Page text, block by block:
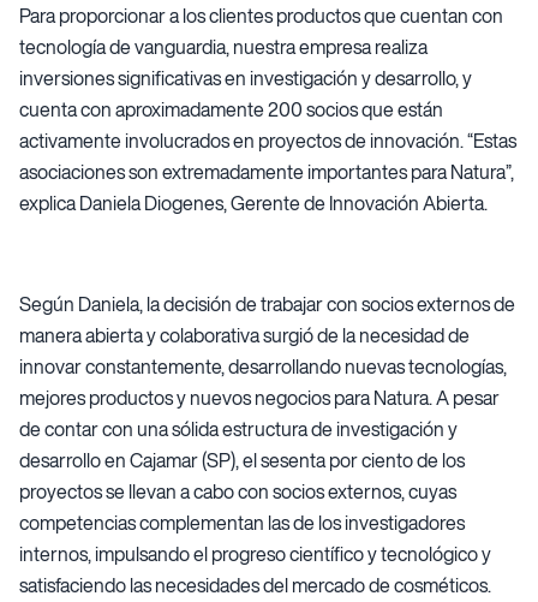
Para proporcionar a los clientes productos que cuentan con
tecnología de vanguardia, nuestra empresa realiza
inversiones significativas en investigación y desarrollo, y
cuenta con aproximadamente 200 socios que están
activamente involucrados en proyectos de innovación. “Estas
asociaciones son extremadamente importantes para Natura”,
explica Daniela Diogenes, Gerente de Innovación Abierta.
Según Daniela, la decisión de trabajar con socios externos de
manera abierta y colaborativa surgió de la necesidad de
innovar constantemente, desarrollando nuevas tecnologías,
mejores productos y nuevos negocios para Natura. A pesar
de contar con una sólida estructura de investigación y
desarrollo en Cajamar (SP), el sesenta por ciento de los
proyectos se llevan a cabo con socios externos, cuyas
competencias complementan las de los investigadores
internos, impulsando el progreso científico y tecnológico y
satisfaciendo las necesidades del mercado de cosméticos.